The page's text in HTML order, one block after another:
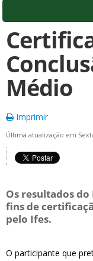
Médio
Imprimir
Última atualização em
Os resultados
fins de
pelo Ifes.
O participante que